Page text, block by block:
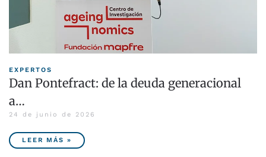
EXPERTOS
Dan Pontefract: de la deuda generacional
a…
24 de junio de 2026
LEER MÁS »